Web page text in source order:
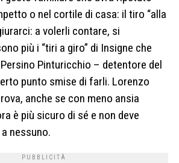
o nel cortile di casa: il tiro “alla
a volerli contare, si
più i “tiri a giro” di Insigne che
Pinturicchio – detentore del
punto smise di farli. Lorenzo
anche se con meno ansia
è più sicuro di sé e non deve
nessuno.